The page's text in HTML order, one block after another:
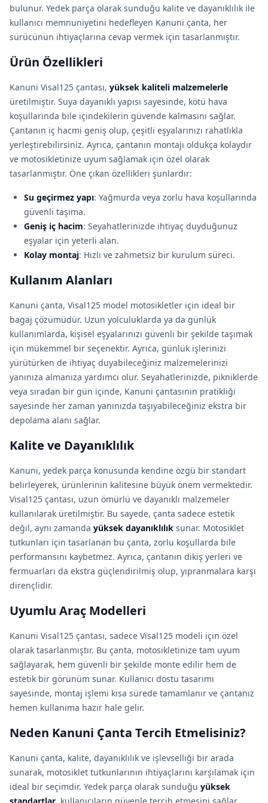
bulunur. Yedek parça olarak sunduğu kalite ve dayanıklılık ile
kullanıcı memnuniyetini hedefleyen Kanuni çanta, her
sürücünün ihtiyaçlarına cevap vermek için tasarlanmıştır.
Ürün Özellikleri
Kanuni Visal125 çantası, yüksek kaliteli malzemelerle
üretilmiştir. Suya dayanıklı yapısı sayesinde, kötü hava
koşullarında bile içindekilerin güvende kalmasını sağlar.
Çantanın iç hacmi geniş olup, çeşitli eşyalarınızı rahatlıkla
yerleştirebilirsiniz. Ayrıca, çantanın montajı oldukça kolaydır
ve motosikletinize uyum sağlamak için özel olarak
tasarlanmıştır. Öne çıkan özellikleri şunlardır:
Su geçirmez yapı: Yağmurda veya zorlu hava koşullarında
güvenli taşıma.
Geniş iç hacim: Seyahatlerinizde ihtiyaç duyduğunuz
eşyalar için yeterli alan.
Kolay montaj: Hızlı ve zahmetsiz bir kurulum süreci.
Kullanım Alanları
Kanuni çanta, Visal125 model motosikletler için ideal bir
bagaj çözümüdür. Uzun yolculuklarda ya da günlük
kullanımlarda, kişisel eşyalarınızı güvenli bir şekilde taşımak
için mükemmel bir seçenektir. Ayrıca, günlük işlerinizi
yürütürken de ihtiyaç duyabileceğiniz malzemelerinizi
yanınıza almanıza yardımcı olur. Seyahatlerinizde, pikniklerde
veya sıradan bir gün içinde, Kanuni çantasının pratikliği
sayesinde her zaman yanınızda taşıyabileceğiniz ekstra bir
depolama alanı sağlar.
Kalite ve Dayanıklılık
Kanuni, yedek parça konusunda kendine özgü bir standart
belirleyerek, ürünlerinin kalitesine büyük önem vermektedir.
Visal125 çantası, uzun ömürlü ve dayanıklı malzemeler
kullanılarak üretilmiştir. Bu sayede, çanta sadece estetik
değil, aynı zamanda yüksek dayanıklılık sunar. Motosiklet
tutkunları için tasarlanan bu çanta, zorlu koşullarda bile
performansını kaybetmez. Ayrıca, çantanın dikiş yerleri ve
fermuarları da ekstra güçlendirilmiş olup, yıpranmalara karşı
dirençlidir.
Uyumlu Araç Modelleri
Kanuni Visal125 çantası, sadece Visal125 modeli için özel
olarak tasarlanmıştır. Bu çanta, motosikletinize tam uyum
sağlayarak, hem güvenli bir şekilde monte edilir hem de
estetik bir görünüm sunar. Kullanıcı dostu tasarımı
sayesinde, montaj işlemi kısa sürede tamamlanır ve çantanız
hemen kullanıma hazır hale gelir.
Neden Kanuni Çanta Tercih Etmelisiniz?
Kanuni çanta, kalite, dayanıklılık ve işlevselliği bir arada
sunarak, motosiklet tutkunlarının ihtiyaçlarını karşılamak için
ideal bir seçimdir. Yedek parça olarak sunduğu yüksek